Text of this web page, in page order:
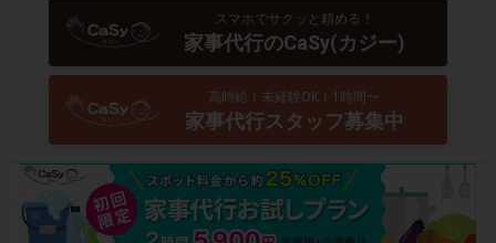
スマホでサクッと頼める！
家事代行のCaSy(カジー)
高時給！未経験OK！1時間〜
家事代行スタッフ募集中